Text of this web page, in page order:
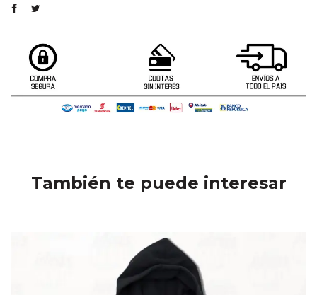
También te puede interesar